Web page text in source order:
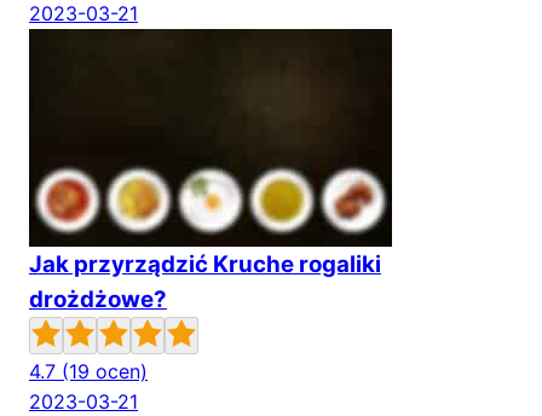
2023-03-21
Jak przyrządzić Kruche rogaliki
drożdżowe?
4.7 (19 ocen)
2023-03-21